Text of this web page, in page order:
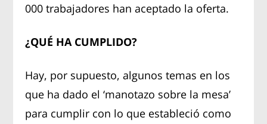
000 trabajadores han aceptado la oferta.
¿QUÉ HA CUMPLIDO?
Hay, por supuesto, algunos temas en los
que ha dado el ‘manotazo sobre la mesa’
para cumplir con lo que estableció como